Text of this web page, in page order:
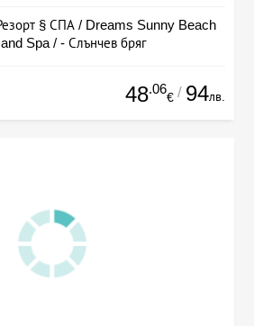
§ СПА / Dreams Sunny Beach
Spa / - Слънчев бряг
48.06
€ / 94лв.